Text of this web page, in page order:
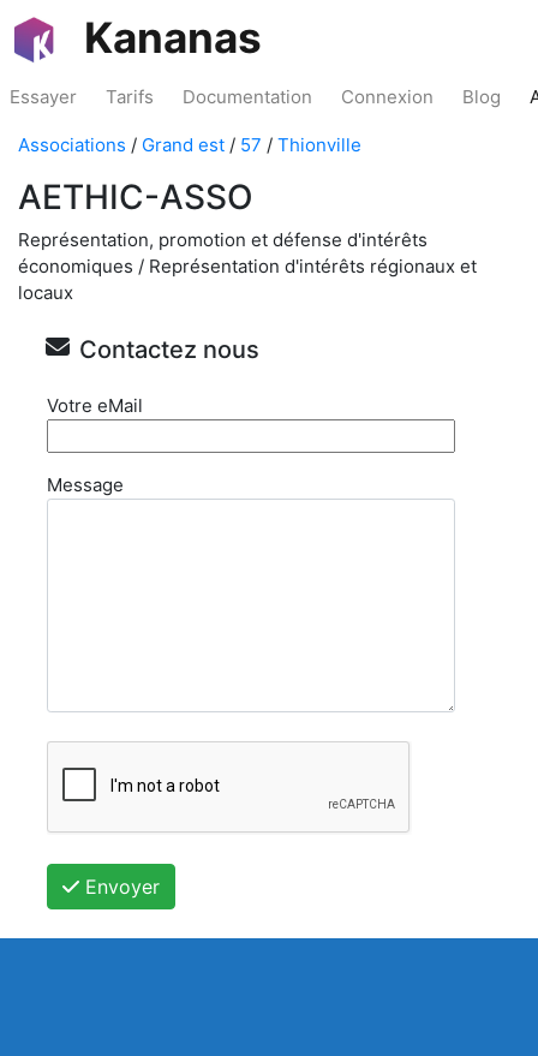
Kananas
Essayer Tarifs Documentation Connexion Blog
Associations / Grand est / 57 / Thionville
AETHIC-ASSO
Représentation, promotion et défense d'intérêts
économiques / Représentation d'intérêts régionaux et
locaux
Contactez nous
Votre eMail
Message
Envoyer